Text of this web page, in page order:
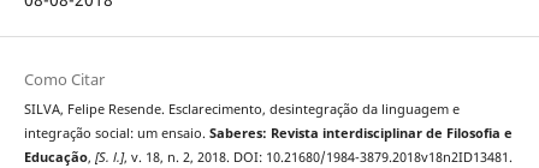
Como Citar
SILVA, Felipe Resende. Esclarecimento, desintegração da linguagem e
integração social: um ensaio. Saberes: Revista interdisciplinar de Filosofia e
Educação, [S. l.], v. 18, n. 2, 2018. DOI: 10.21680/1984-3879.2018v18n2ID13481.